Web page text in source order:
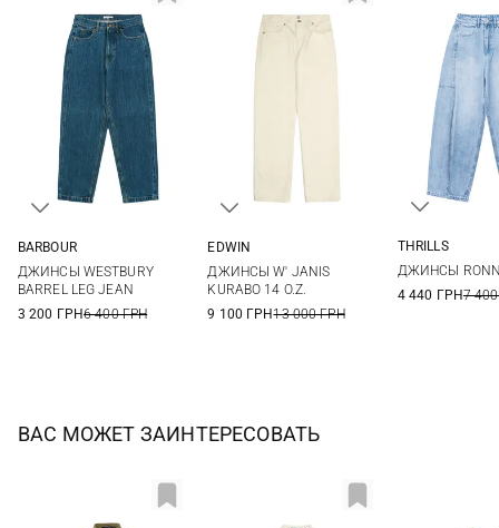
16
18
BARBOUR
ДЖИНСЫ WESTBURY
BARREL LEG JEAN
3 200 ГРН6 400 ГРН
EDWIN
ДЖИНСЫ W' JANIS
KURABO 14 O.Z.
9 100 ГРН13 000 ГРН
THRILLS
ДЖИНСЫ
4 440 ГРН7
ВАС МОЖЕТ ЗАИНТЕРЕСОВАТЬ